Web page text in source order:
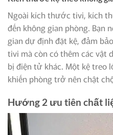
Ngoài kích thước tivi, kích
đến không gian phòng. Bạn
gian dự định đặt kệ, đảm
tivi mà còn có thêm các vật
bị điện tử khác. Một kệ treo
khiến phòng trở nên chật
Hướng 2 ưu tiên chất